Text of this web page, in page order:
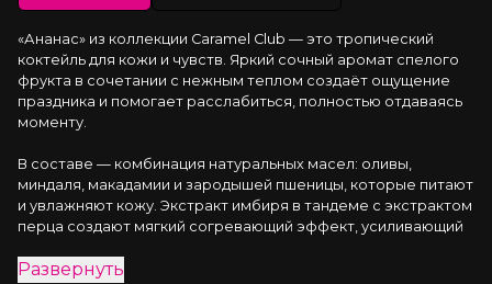
«Ананас» из коллекции Caramel Club — это тропический
коктейль для кожи и чувств. Яркий сочный аромат спелого
фрукта в сочетании с нежным теплом создаёт ощущение
праздника и помогает расслабиться, полностью отдаваясь
моменту.
В составе — комбинация натуральных масел: оливы,
миндаля, макадамии и зародышей пшеницы, которые питают
и увлажняют кожу. Экстракт имбиря в тандеме с экстрактом
перца создают мягкий согревающий эффект, усиливающий
иланг-иланг раскрывает чувственный аромат, делая массаж
Развернуть